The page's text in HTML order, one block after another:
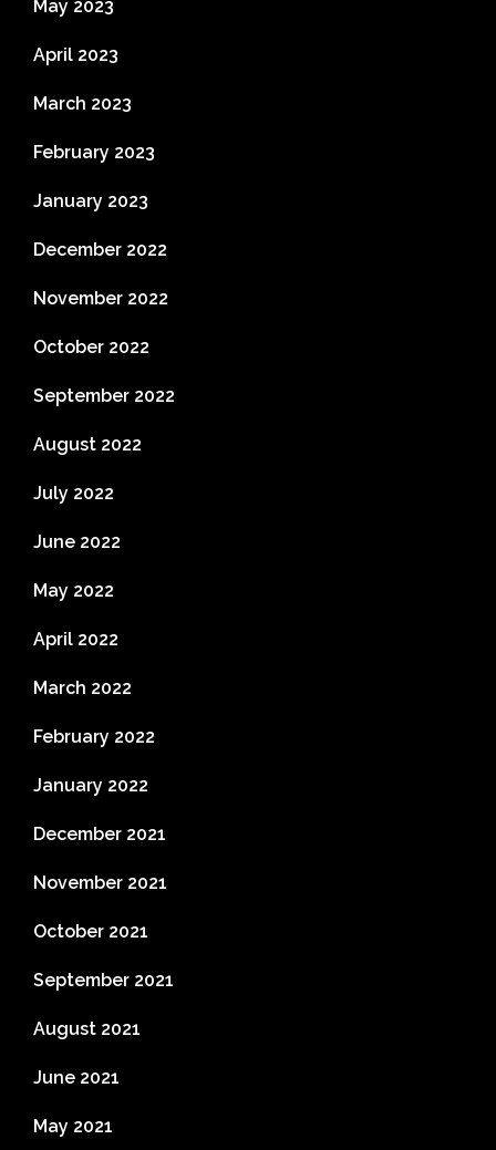
May 2023
April 2023
March 2023
February 2023
January 2023
December 2022
November 2022
October 2022
September 2022
August 2022
July 2022
June 2022
May 2022
April 2022
March 2022
February 2022
January 2022
December 2021
November 2021
October 2021
September 2021
August 2021
June 2021
May 2021